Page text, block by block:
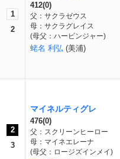
1
2
412(0)
父：サクラゼウス
母：サクラグレイス
(母父：ハービンジャー)
蛯名 利弘 (美浦)
2
3
マイネルティグレ
476(0)
父：スクリーンヒーロー
母：マイネエレーナ
(母父：ロージズインメイ)